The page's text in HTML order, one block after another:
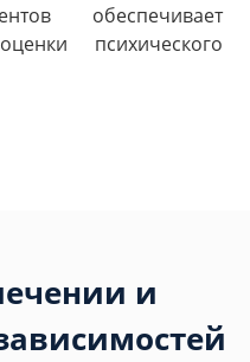
обеспечивает
психического
и